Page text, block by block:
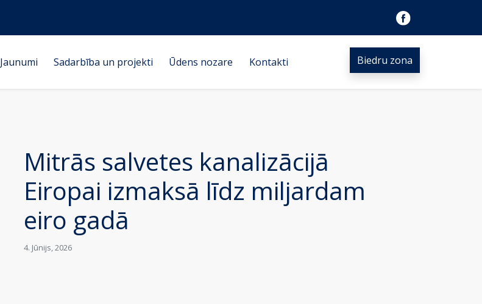
Jaunumi Sadarbība un projekti Ūdens nozare Kontakti Biedru zona
Mitrās salvetes kanalizācijā
Eiropai izmaksā līdz miljardam
eiro gadā
4. Jūnijs, 2026